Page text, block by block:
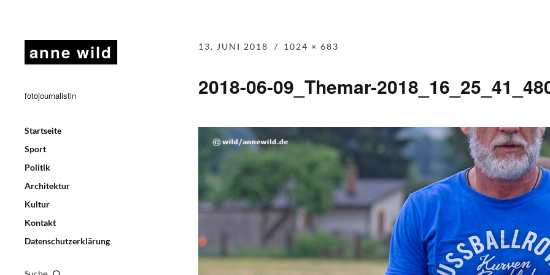
anne wild
fotojournalistin
Startseite
Sport
Politik
Architektur
Kultur
Kontakt
Datenschutzerklärung
13. JUNI 2018 1024 × 683
2018-06-09_Themar-